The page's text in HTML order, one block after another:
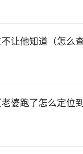
让他知道（怎么
婆跑了怎么定位到